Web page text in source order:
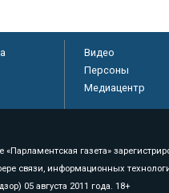
Видео
Персоны
Медиацентр
газета»
связи, информационных
05 августа 2011 года. 18+